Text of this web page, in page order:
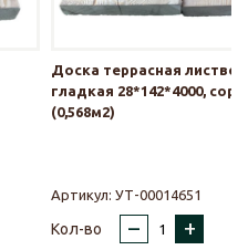
Доска террасная
гладкая 28*142*4000,
(0,568м2)
Артикул: УТ-00014651
Кол-во – +